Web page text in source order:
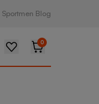
Sportmen Blog
0